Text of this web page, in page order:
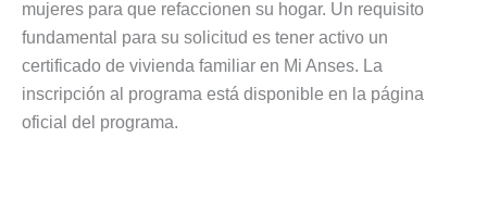
mujeres para que refaccionen su hogar. Un requisito
fundamental para su solicitud es tener activo un
certificado de vivienda familiar en Mi Anses. La
inscripción al programa está disponible en la página
oficial del programa.